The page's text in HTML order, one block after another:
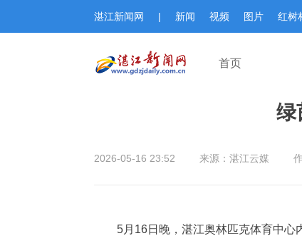
湛江新闻网 | 新闻 视频 图片 红树
首页
绿
2026-05-16 23:52 来源：湛江云媒
5月16日晚，湛江奥林匹克体育中心